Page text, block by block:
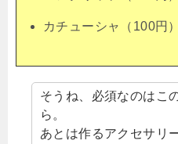
カチューシャ（100円）
そうね、必須なのはこ
ら。
あとは作るアクセサリ